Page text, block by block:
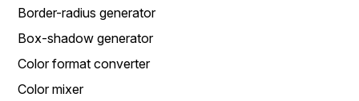
Border-radius generator
Box-shadow generator
Color format converter
Color mixer